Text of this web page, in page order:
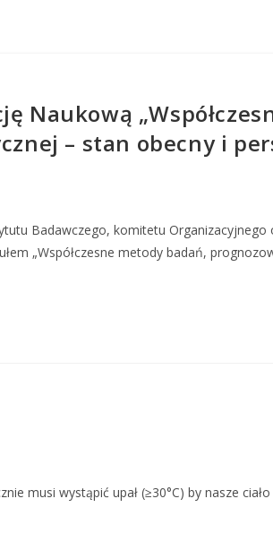
Naukową
– stan obecny i
Badawczego, komitetu Organizacyjnego
„Współczesne metody badań,
musi wystąpić upał (≥30°C) by nasze